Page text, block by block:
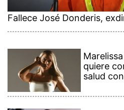
Fallece José Donderis,
quiere
salud